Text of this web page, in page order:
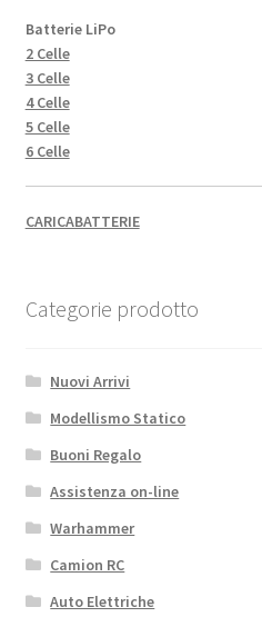
Batterie LiPo
2 Celle
3 Celle
4 Celle
5 Celle
6 Celle
CARICABATTERIE
Categorie prodotto
Nuovi Arrivi
Modellismo Statico
Buoni Regalo
Assistenza on-line
Warhammer
Camion RC
Auto Elettriche